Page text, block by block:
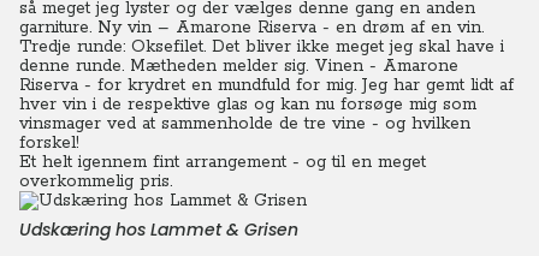
så meget jeg lyster og der vælges denne gang en anden
garniture. Ny vin – Amarone Riserva - en drøm af en vin.
Tredje runde: Oksefilet. Det bliver ikke meget jeg skal have i
denne runde. Mætheden melder sig. Vinen - Amarone
Riserva - for krydret en mundfuld for mig. Jeg har gemt lidt af
hver vin i de respektive glas og kan nu forsøge mig som
vinsmager ved at sammenholde de tre vine - og hvilken
forskel!
Et helt igennem fint arrangement - og til en meget
overkommelig pris.
Udskæring hos Lammet & Grisen